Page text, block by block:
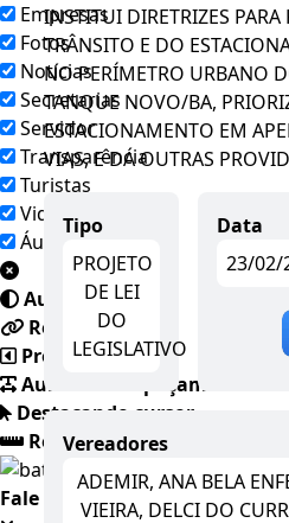
Empresas
Fotos
Notícias
Secretarias
Servidor
Transparência
Turistas
Videos
Áudios
Auto contraste
Realçar links
Preto e branco
Aumentar espaçamento
Destacando cursor
Regua guia
Fale conosco
INSTITUI DIRETRIZES
TRÂNSITO E DO
NO PERÍMETRO URBANO
TANQUE NOVO/BA,
ESTACIONAMENTO EM
VIAS, E DÁ OUTRAS
Tipo
PROJETO
DE LEI
DO
LEGISLATIVO
Data
23/02/
Vereadores
ADEMIR, ANA BELA
VIEIRA, DELCI DO